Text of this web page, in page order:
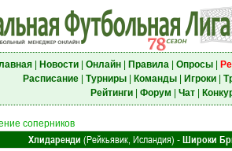
| Новости| Онлайн| Правила| Опросы|
Расписание| Турниры| Команды| Игроки|
Рейтинги| Форум Чат|
соперников
Хлидаренди (Рейкьявик, Исландия) - Широки